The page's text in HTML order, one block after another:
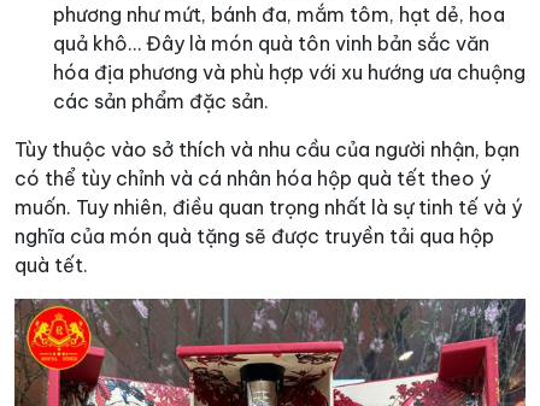
phương như mứt, bánh đa, mắm tôm, hạt dẻ, hoa
quả khô… Đây là món quà tôn vinh bản sắc văn
hóa địa phương và phù hợp với xu hướng ưa chuộng
các sản phẩm đặc sản.
Tùy thuộc vào sở thích và nhu cầu của người nhận, bạn
có thể tùy chỉnh và cá nhân hóa hộp quà tết theo ý
muốn. Tuy nhiên, điều quan trọng nhất là sự tinh tế và ý
nghĩa của món quà tặng sẽ được truyền tải qua hộp
quà tết.